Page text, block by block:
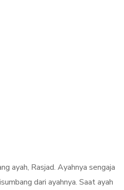
ayah, Rasjad. Ayahnya sengaja
dari ayahnya. Saat ayah